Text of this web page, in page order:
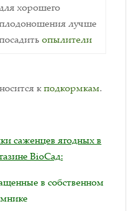
хорошего
лучше
опылители
кподкормкам.
саженцев ягодных в
BioСад:
в собственном